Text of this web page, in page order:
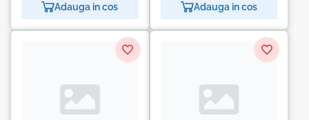
Adauga in cos Adauga in cos